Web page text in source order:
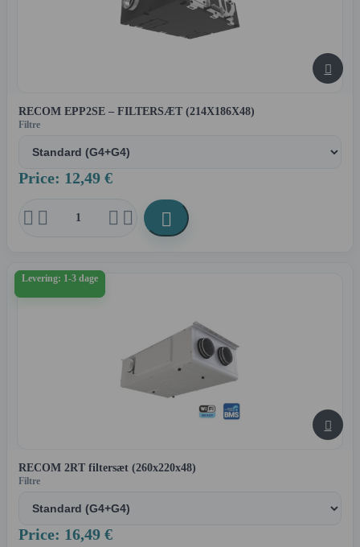

RECOM EPP2SE – FILTERSÆT (214X186X48)
Filtre
Price: 12,49 €
    
Levering: 1-3 dage

RECOM 2RT filtersæt (260x220x48)
Filtre
Price: 16,49 €